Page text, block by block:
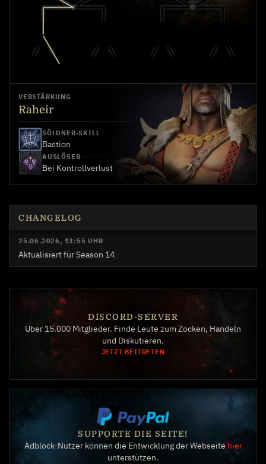
VERSTÄRKUNG
Raheir
SÖLDNER-SKILL
Bastion
AUSLÖSER
Bei Kontrollverlust
CHANGELOG
25.06.2026, 13:55 UHR
Aktualisiert für Season 14
DISCORD-SERVER
Über 15.000 Mitglieder. Finde Leute zum Zocken, Handeln
und Diskutieren.
JETZT BEITRETEN
SUPPORTE DIE SEITE!
Adblock-Nutzer können die Entwicklung der Webseite hier
unterstützen.